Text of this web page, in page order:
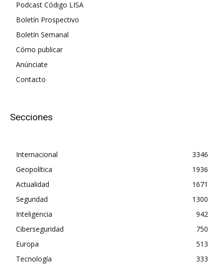
Podcast Código LISA
Boletín Prospectivo
Boletín Semanal
Cómo publicar
Anúnciate
Contacto
Secciones
Internacional
3346
Geopolítica
1936
Actualidad
1671
Seguridad
1300
Inteligencia
942
Ciberseguridad
750
Europa
513
Tecnología
333